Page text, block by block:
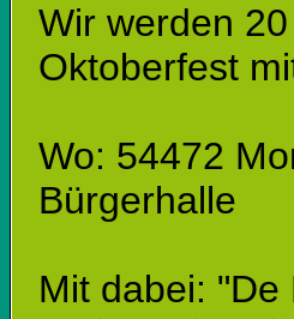
Wir werden
Oktoberfest
Wo: 54472
Bürgerhalle
Mit dabei: